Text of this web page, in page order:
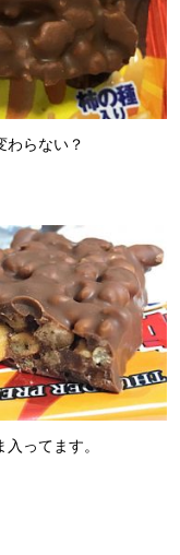
わらない？
ってます。